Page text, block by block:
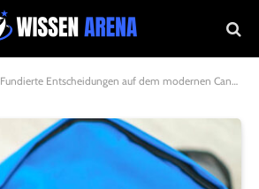
Fundierte Entscheidungen auf dem modernen Cannabissamenmarkt